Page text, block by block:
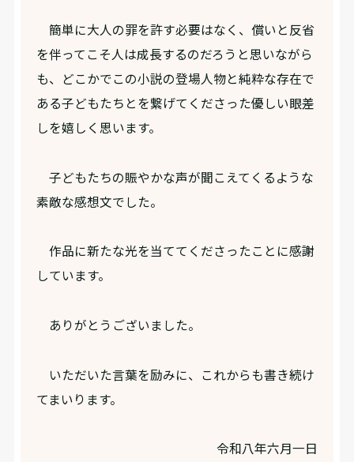
簡単に大人の罪を許す必要はなく、償いと反省
を伴ってこそ人は成長するのだろうと思いながら
も、どこかでこの小説の登場人物と純粋な存在で
ある子どもたちとを繋げてくださった優しい眼差
しを嬉しく思います。
子どもたちの賑やかな声が聞こえてくるような
素敵な感想文でした。
作品に新たな光を当ててくださったことに感謝
しています。
ありがとうございました。
いただいた言葉を励みに、これからも書き続け
てまいります。
令和八年六月一日